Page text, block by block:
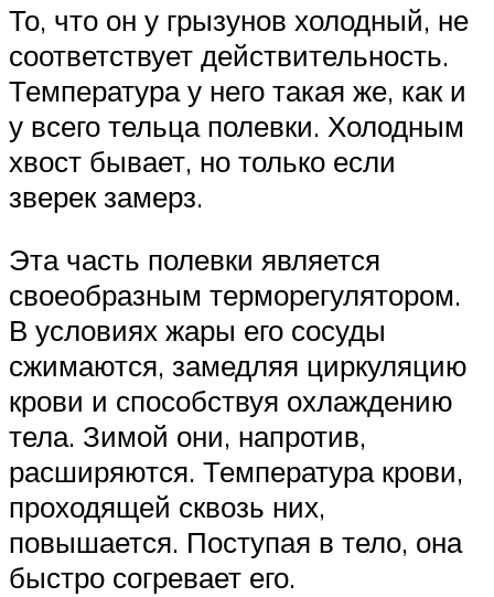
То, что он у грызунов холодный, не
соответствует действительность.
Температура у него такая же, как и
у всего тельца полевки. Холодным
хвост бывает, но только если
зверек замерз.
Эта часть полевки является
своеобразным терморегулятором.
В условиях жары его сосуды
сжимаются, замедляя циркуляцию
крови и способствуя охлаждению
тела. Зимой они, напротив,
расширяются. Температура крови,
проходящей сквозь них,
повышается. Поступая в тело, она
быстро согревает его.